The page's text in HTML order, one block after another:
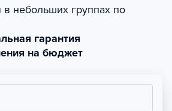
в небольших группах по
гарантия
на бюджет